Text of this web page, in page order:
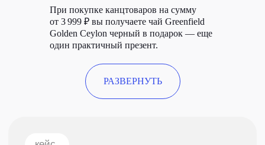
При покупке канцтоваров на сумму
от 3 999 ₽ вы получаете чай Greenfield
Golden Ceylon черный в подарок — еще
один практичный презент.
РАЗВЕРНУТЬ